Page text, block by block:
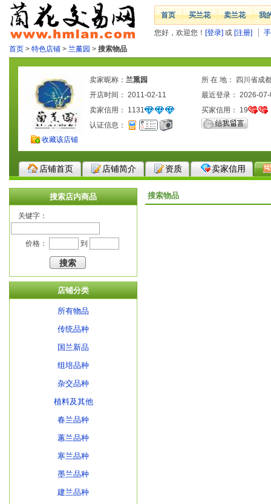
首页 买兰花 卖兰花 我
您好，欢迎您！ [登录] 或 [注册]
首页 > 特色店铺 > 兰薰园 > 搜索物品
收藏该店铺
卖家昵称： 兰熏园
所 在 地： 四川省成
开店时间： 2011-02-11
最近登录： 2026-
卖家信用： 1131 买家信用： 19
认证信息：
店铺首页 店铺简介 资质 卖家信用
搜索店内商品
关键字：
价格： 到
店铺分类
所有物品
传统品种
国兰新品
组培品种
杂交品种
植料及其他
春兰品种
蕙兰品种
寒兰品种
墨兰品种
建兰品种
搜索物品